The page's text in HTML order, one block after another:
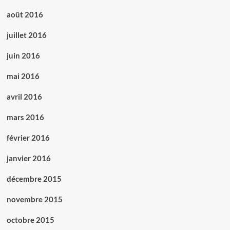
août 2016
juillet 2016
juin 2016
mai 2016
avril 2016
mars 2016
février 2016
janvier 2016
décembre 2015
novembre 2015
octobre 2015